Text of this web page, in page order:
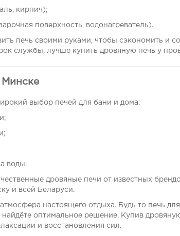
кирпич);
поверхность, водонагреватель).
печь своими руками, чтобы сэкономить и
службы, лучше купить дровяную печь у
Минске
выбор печей для бани и дома:
воды.
дровяные печи от известных
и всей Беларуси.
настоящего отдыха. Будь то печь
оптимальное решение. Купив
и восстановления сил.